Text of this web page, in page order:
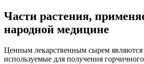
Части растения,
народной медицине
Ценным лекарственным сырем являются
используемые для получения